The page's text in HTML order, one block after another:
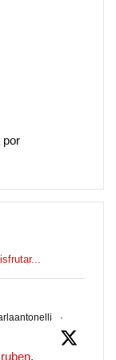
por
·
,